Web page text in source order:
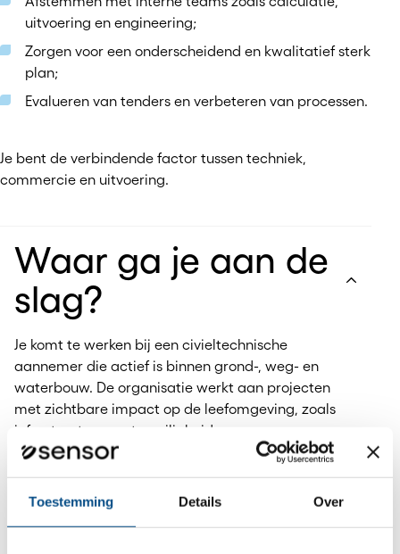
Toestemming Details Over
uitvoering en engineering;
Zorgen voor een onderscheidend en kwalitatief sterk
plan;
Evalueren van tenders en verbeteren van processen.
Je bent de verbindende factor tussen techniek,
commercie en uitvoering.
Waar ga je aan de
slag?
Je komt te werken bij een civieltechnische
aannemer die actief is binnen grond-, weg- en
waterbouw. De organisatie werkt aan projecten
met zichtbare impact op de leefomgeving, zoals
infrastructuur, waterveiligheid en
gebiedsontwikkeling.
lijnen en veel ruimte voor eigen initiatief.